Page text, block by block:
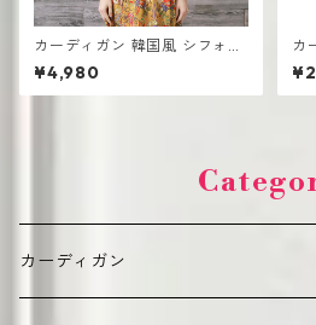
カーディガン 韓国風 シフォン
UV対策 薄手 ショートジャケ
ット スモールショール
¥4,980
カ
ブ
カーディガン